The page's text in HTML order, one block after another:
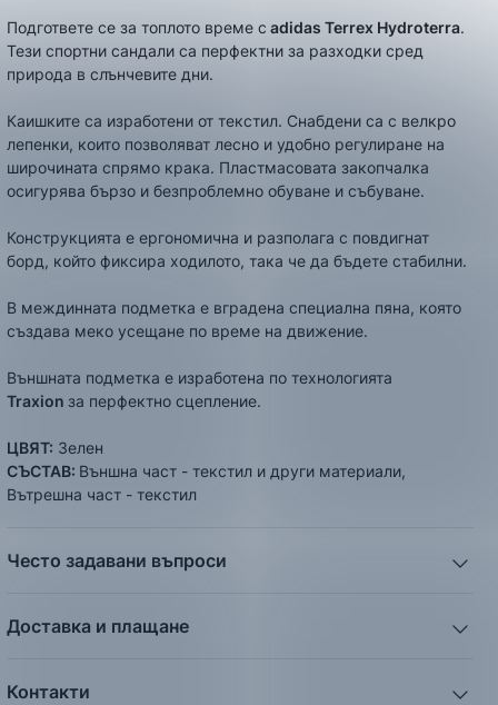
Подгответе се за топлото време с adidas Terrex Hydroterra.
Тези спортни сандали са перфектни за разходки сред
природа в слънчевите дни.
Каишките са изработени от текстил. Снабдени са с велкро
лепенки, които позволяват лесно и удобно регулиране на
широчината спрямо крака. Пластмасовата закопчалка
осигурява бързо и безпроблемно обуване и събуване.
Конструкцията е ергономична и разполага с повдигнат
борд, който фиксира ходилото, така че да бъдете стабилни.
В междинната подметка е вградена специална пяна, която
създава меко усещане по време на движение.
Външната подметка е изработена по технологията
Traxion за перфектно сцепление.
ЦВЯТ: Зелен
СЪСТАВ: Външна част - текстил и други материали,
Вътрешна част - текстил
Често задавани въпроси
ще получа?
да добие максимално ясна и точна представа за дадения
Доставка и плащане
затова използваме услугите на куриерските фирми
„Еконт
Контакти